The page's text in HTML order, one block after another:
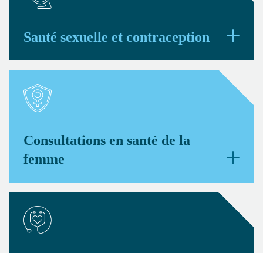
Santé sexuelle et contraception
Consultations en santé de la
femme